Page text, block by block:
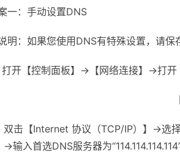
一：手动设置DNS
说明：如果您使用DNS有特殊设置，请
打开【控制面板】→【网络连接】→打
双击【Internet 协议（TCP/IP）】→选
→输入首选DNS服务器为